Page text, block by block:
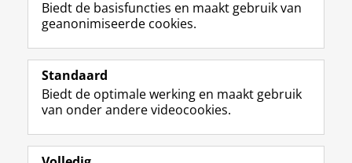
Volg de RUG
F
a
e
b
o
L
i
k
e
I
R
S
-
f
e
I
n
t
r
Y
o
T
e
Studiekiezers
Alumni
Biedt de basisfuncties en maakt gebruik van
geanonimiseerde cookies.
Standaard
Biedt de optimale werking en maakt gebruik
van onder andere videocookies.